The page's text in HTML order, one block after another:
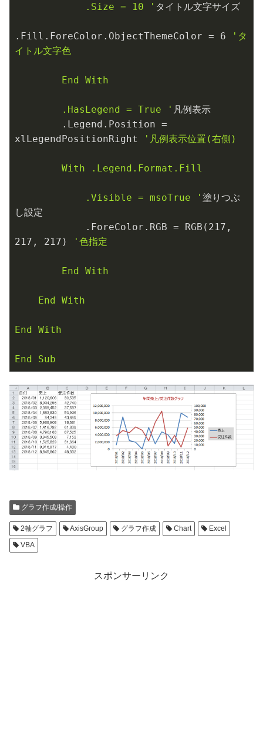
            .Size = 10 '
タイトル文字サイズ
.Fill.ForeColor.ObjectThemeColor = 6
'タ
イトル文字色
        .HasLegend = True '
凡例表示
xlLegendPositionRight
'凡例表示位置(右側)
            .Visible = msoTrue '
塗りつぶ
し設定
            .ForeColor.RGB = RGB(
217
217 , 217 ) '色指定
End With
End Sub
グラフ作成/操作
2軸グラフ AxisGroup グラフ作成 Chart
Excel
VBA
スポンサーリンク